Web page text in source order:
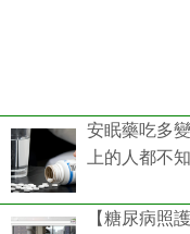
安眠藥吃多
上的人都不
【糖尿病照